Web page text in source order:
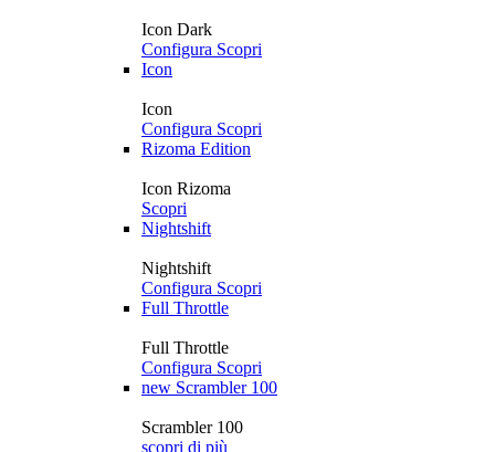
Icon Dark
Configura Scopri
Icon
Icon
Configura Scopri
Rizoma Edition
Icon Rizoma
Scopri
Nightshift
Nightshift
Configura Scopri
Full Throttle
Full Throttle
Configura Scopri
new Scrambler 100
Scrambler 100
scopri di più